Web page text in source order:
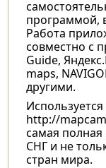
программой,
Работа
совместно с
Guide,
maps,
другими.
http://
самая полная
СНГ и не
стран мира.